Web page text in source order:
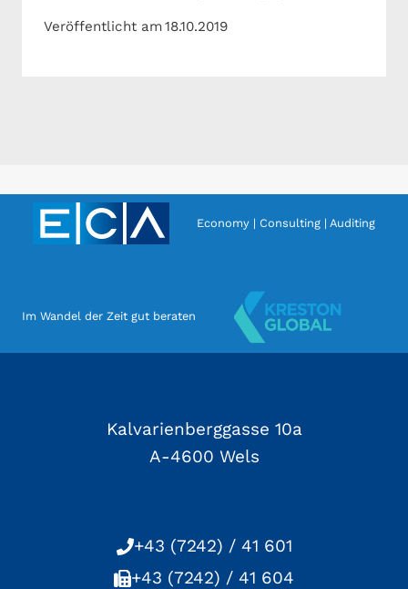
Veröffentlicht am18.10.2019
Economy | Consulting | Auditing
Im Wandel der Zeit gut beraten
Kalvarienberggasse 10a
A-4600 Wels
+43 (7242) / 41 601
+43 (7242) / 41 604